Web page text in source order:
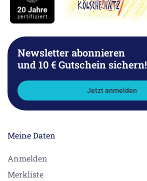
Newsletter abonnieren
und 10 € Gutschein sichern!
Jetzt anmelden
Meine Daten
Anmelden
Merkliste